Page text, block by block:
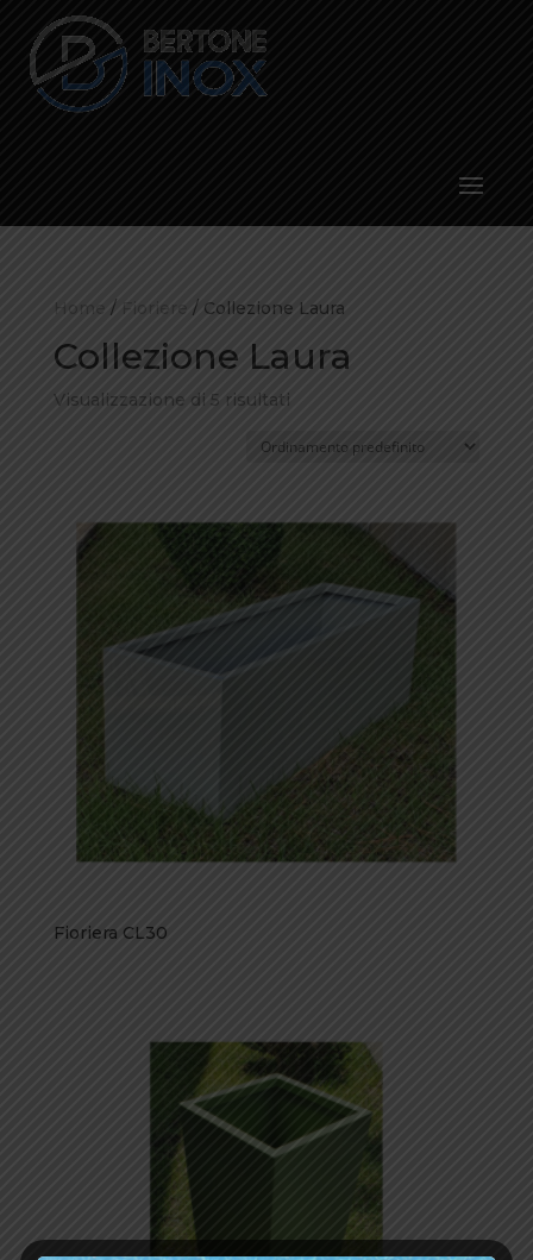
Home / Fioriere / Collezione Laura
Collezione Laura
Visualizzazione di 5 risultati
Fioriera CL30